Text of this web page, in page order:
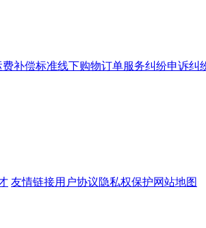
费补偿标准线下购物订单服务纠纷申诉纠
友情链接用户协议隐私权保护网站地图